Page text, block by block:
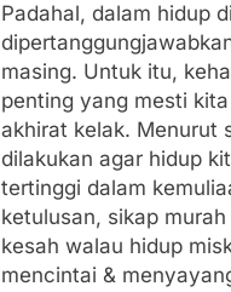
Padahal, dalam hidup
masing. Untuk itu,
penting yang mesti
akhirat kelak. Menurut
dilakukan agar hidup
tertinggi dalam
ketulusan, sikap
kesah walau hidup
mencintai &